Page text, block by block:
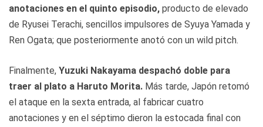
anotaciones en el quinto episodio, producto de elevado
de Ryusei Terachi, sencillos impulsores de Syuya Yamada y
Ren Ogata; que posteriormente anotó con un wild pitch.
Finalmente, Yuzuki Nakayama despachó doble para
traer al plato a Haruto Morita. Más tarde, Japón retomó
el ataque en la sexta entrada, al fabricar cuatro
anotaciones y en el séptimo dieron la estocada final con